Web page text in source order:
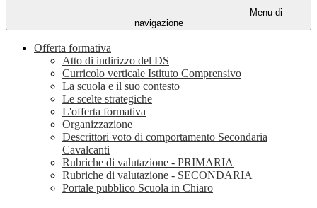
Menu di
navigazione
Offerta formativa
Atto di indirizzo del DS
Curricolo verticale Istituto Comprensivo
La scuola e il suo contesto
Le scelte strategiche
L'offerta formativa
Organizzazione
Descrittori voto di comportamento Secondaria
Cavalcanti
Rubriche di valutazione - PRIMARIA
Rubriche di valutazione - SECONDARIA
Portale pubblico Scuola in Chiaro